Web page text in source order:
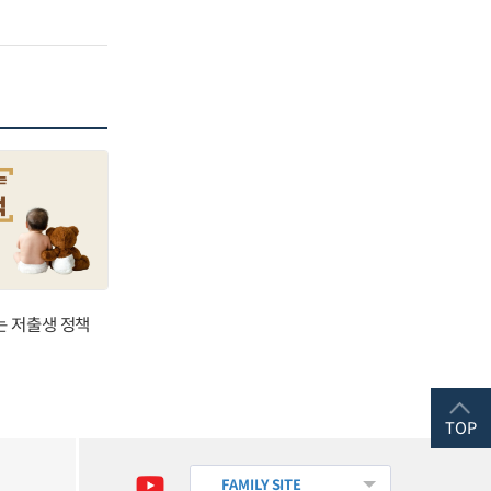
저출생 정책
FAMILY SITE
TOP